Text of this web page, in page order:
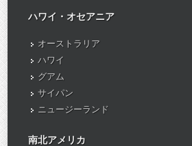
ハワイ・オセアニア
オーストラリア
ハワイ
グアム
サイパン
ニュージーランド
南北アメリカ